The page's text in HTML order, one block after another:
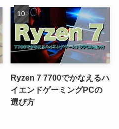
Ryzen 7 7700でかなえるハ
イエンドゲーミングPCの
選び方